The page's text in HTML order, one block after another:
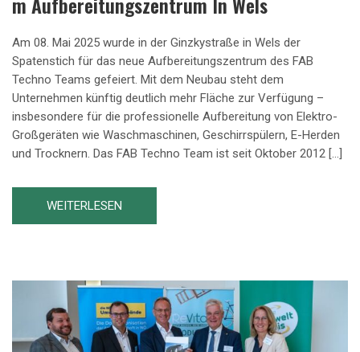
Am 08. Mai 2025 wurde in der Ginzkystraße in Wels der
Spatenstich für das neue Aufbereitungszentrum des FAB
Techno Teams gefeiert. Mit dem Neubau steht dem
Unternehmen künftig deutlich mehr Fläche zur Verfügung –
insbesondere für die professionelle Aufbereitung von Elektro-
Großgeräten wie Waschmaschinen, Geschirrspülern, E-Herden
und Trocknern. Das FAB Techno Team ist seit Oktober 2012 […]
WEITERLESEN